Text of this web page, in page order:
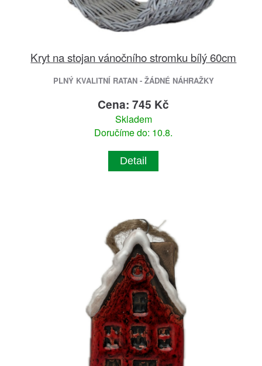
Kryt na stojan vánočního stromku bílý 60cm
PLNÝ KVALITNÍ RATAN - ŽÁDNÉ NÁHRAŽKY
Cena: 745 Kč
Skladem
Doručíme do: 10.8.
Detail